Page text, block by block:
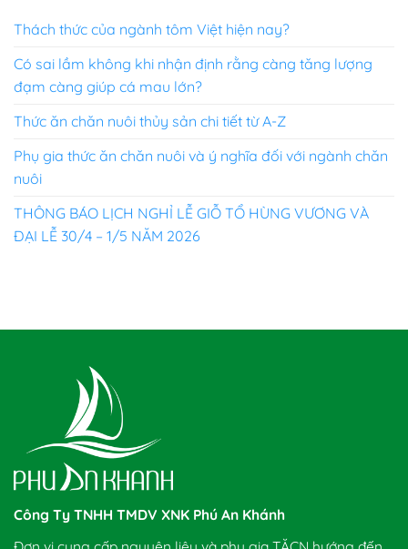
Thách thức của ngành tôm Việt hiện nay?
Có sai lầm không khi nhận định rằng càng tăng lượng
đạm càng giúp cá mau lớn?
Thức ăn chăn nuôi thủy sản chi tiết từ A-Z
Phụ gia thức ăn chăn nuôi và ý nghĩa đối với ngành chăn
nuôi
THÔNG BÁO LỊCH NGHỈ LỄ GIỖ TỔ HÙNG VƯƠNG VÀ
ĐẠI LỄ 30/4 – 1/5 NĂM 2026
Công Ty TNHH TMDV XNK Phú An Khánh